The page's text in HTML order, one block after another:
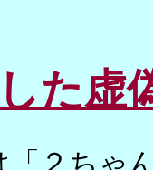
た虚
「２ちゃ